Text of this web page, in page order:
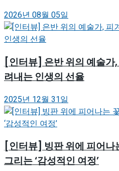
2026년 08월 05일
[인터뷰] 은반 위의 예술가
려내는 인생의 선율
2025년 12월 31일
[인터뷰] 빙판 위에 피어나
그리는 ‘감성적인 여정’